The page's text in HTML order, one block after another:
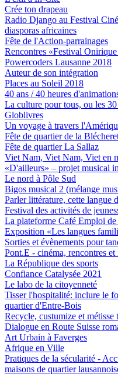
Crée ton drapeau
Radio Django au Festival
diasporas africaines
Fête de l'Action-parrainages
Rencontres «Festival
Powercoders Lausanne 2018
Auteur de son intégration
Places au Soleil 2018
40 ans / 40 heures
La culture pour tous, ou les
Globlivres
Un voyage à travers
Fête de quartier de la
Fête de quartier La Sallaz
Viet Nam, Viet Nam, Viet en
«D'ailleurs» – projet musical
Le nord à Pôle Sud
Bigos musical 2 (mélange
Parler littérature, cette langue
Festival des activités de
La plateforme Café Emploi de
Exposition «Les langues
Sorties et évènements pour
Pont.E - cinéma, rencontres
La République des sports
Confiance Catalysée 2021
Le labo de la citoyenneté
Tisser l'hospitalité: inclure le
quartier d'Entre-Bois
Recycle, custumize et métisse
Dialogue en Route Suisse
Art Urbain à Faverges
Afrique en Ville
Pratiques de la sécularité -
maisons de quartier